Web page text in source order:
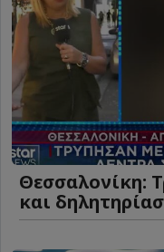
Θεσσαλονίκη:
και